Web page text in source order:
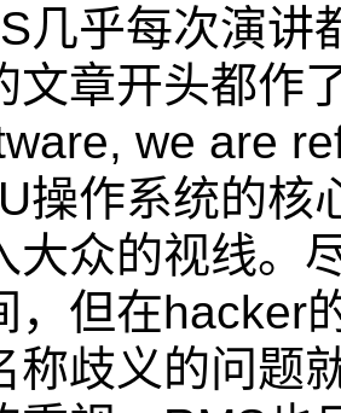
几乎每次演讲
文章开头都作
we are
操作系统的核
大众的视线。
，但在hacker
称歧义的问题